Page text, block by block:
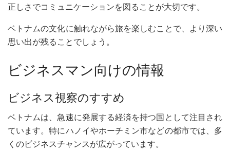
正しさでコミュニケーションを図ることが大切です。
ベトナムの文化に触れながら旅を楽しむことで、より深い
思い出が残ることでしょう。
ビジネスマン向けの情報
ビジネス視察のすすめ
ベトナムは、急速に発展する経済を持つ国として注目され
ています。特にハノイやホーチミン市などの都市では、多
くのビジネスチャンスが広がっています。